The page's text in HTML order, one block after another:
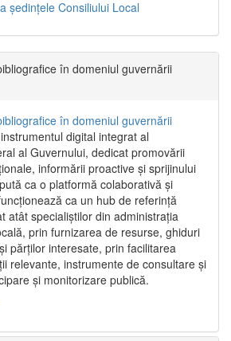
şedinţele Consiliului Local
în domeniul guvernării
în domeniul guvernării
digital integrat al
al Guvernului, dedicat promovării
informării proactive și sprijinului
ca o platformă colaborativă și
ca un hub de referință
atât specialiștilor din administrația
prin furnizarea de resurse, ghiduri
părților interesate, prin facilitarea
relevante, instrumente de consultare și
și monitorizare publică.